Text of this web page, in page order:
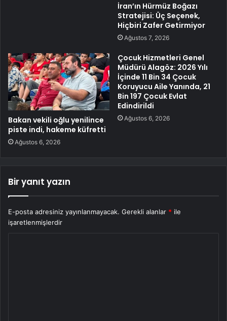
İran’ın Hürmüz Boğazı
Stratejisi: Üç Seçenek,
Hiçbiri Zafer Getirmiyor
Ağustos 7, 2026
Bakan vekili oğlu yenilince
piste indi, hakeme küfretti
Ağustos 6, 2026
Çocuk Hizmetleri Genel
Müdürü Alagöz: 2026 Yılı
İçinde 11 Bin 34 Çocuk
Koruyucu Aile Yanında, 21
Bin 197 Çocuk Evlat
Edindirildi
Ağustos 6, 2026
Bir yanıt yazın
E-posta adresiniz yayınlanmayacak. Gerekli alanlar * ile
işaretlenmişlerdir